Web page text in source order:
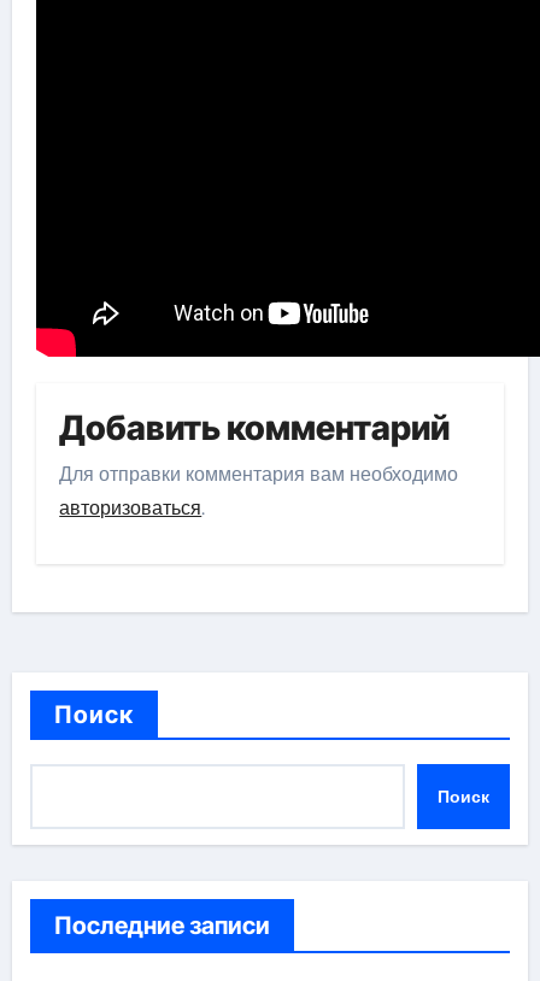
Добавить комментарий
Для отправки комментария вам необходимо
авторизоваться.
Поиск
Поиск
Последние записи